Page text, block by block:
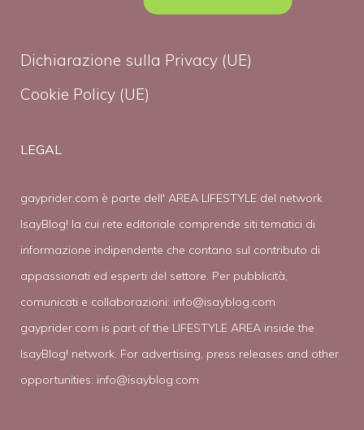
Dichiarazione sulla Privacy (UE)
Cookie Policy (UE)
LEGAL
gayprider.com è parte dell' AREA LIFESTYLE del network
IsayBlog! la cui rete editoriale comprende siti tematici di
informazione indipendente che contano sul contributo di
appassionati ed esperti del settore. Per pubblicità,
comunicati e collaborazioni: info@isayblog.com
gayprider.com is part of the LIFESTYLE AREA inside the
IsayBlog! network. For advertising, press releases and other
opportunities: info@isayblog.com